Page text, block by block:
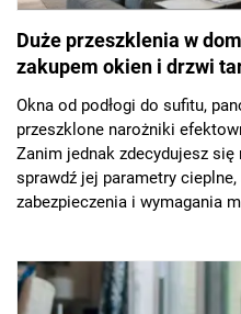
Duże przeszklenia w
zakupem okien i drzwi
Okna od podłogi do sufitu,
przeszklone narożniki
Zanim jednak zdecydujesz
sprawdź jej parametry
zabezpieczenia i wymagania